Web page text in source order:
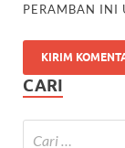
PERAMBAN INI
CARI